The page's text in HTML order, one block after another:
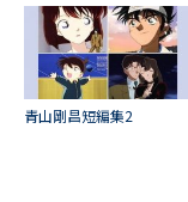
青山剛昌短編集2